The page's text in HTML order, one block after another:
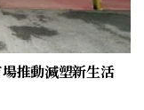
推動減塑新生活